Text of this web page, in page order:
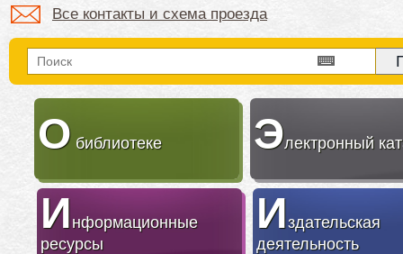
Все контакты и схема проезда
О библиотеке Электронный
Информационные
ресурсы
Издательская
деятельность